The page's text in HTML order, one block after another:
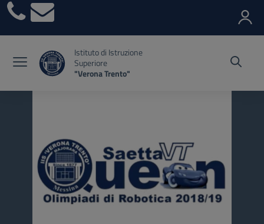
Vai ai contenuti
Vai al menu di navigazione
Vai al footer
Istituto di Istruzione
Superiore
"Verona Trento"